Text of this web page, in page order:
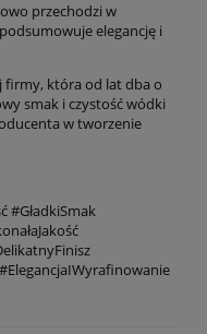
przechodzi w
elegancję i
która od lat dba o
smak i czystość wódki
w tworzenie
#GładkiSmak